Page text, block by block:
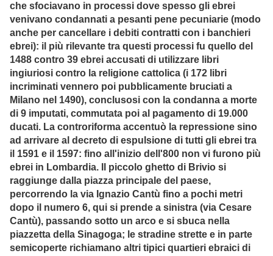
che sfociavano in processi dove spesso gli ebrei
venivano condannati a pesanti pene pecuniarie (modo
anche per cancellare i debiti contratti con i banchieri
ebrei): il più rilevante tra questi processi fu quello del
1488 contro 39 ebrei accusati di utilizzare libri
ingiuriosi contro la religione cattolica (i 172 libri
incriminati vennero poi pubblicamente bruciati a
Milano nel 1490), conclusosi con la condanna a morte
di 9 imputati, commutata poi al pagamento di 19.000
ducati. La controriforma accentuò la repressione sino
ad arrivare al decreto di espulsione di tutti gli ebrei tra
il 1591 e il 1597: fino all'inizio dell'800 non vi furono più
ebrei in Lombardia. Il piccolo ghetto di Brivio si
raggiunge dalla piazza principale del paese,
percorrendo la via Ignazio Cantù fino a pochi metri
dopo il numero 6, qui si prende a sinistra (via Cesare
Cantù), passando sotto un arco e si sbuca nella
piazzetta della Sinagoga; le stradine strette e in parte
semicoperte richiamano altri tipici quartieri ebraici di